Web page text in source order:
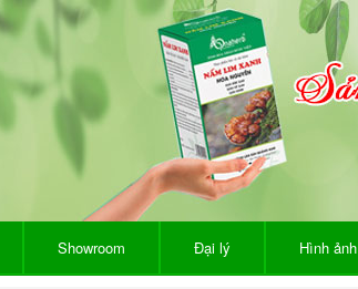
Showroom Đại lý Hình ảnh